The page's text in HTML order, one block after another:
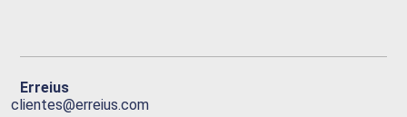
Erreius
clientes@erreius.com